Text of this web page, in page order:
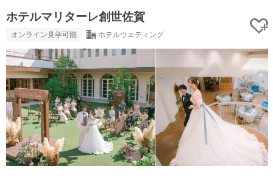
ホテルマリターレ創世佐賀
オンライン見学可能 ホテルウエディング